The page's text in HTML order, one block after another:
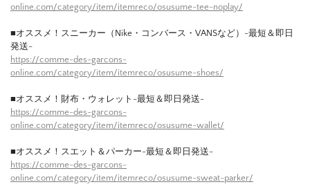
online.com/category/item/itemreco/osusume-tee-noplay/
■オススメ！スニーカー（Nike・コンバース・VANSなど）-最短＆即日
発送-
https://comme-des-garcons-
online.com/category/item/itemreco/osusume-shoes/
■オススメ！財布・ウォレット-最短＆即日発送-
https://comme-des-garcons-
online.com/category/item/itemreco/osusume-wallet/
■オススメ！スエット＆パーカー-最短＆即日発送-
https://comme-des-garcons-
online.com/category/item/itemreco/osusume-sweat-parker/